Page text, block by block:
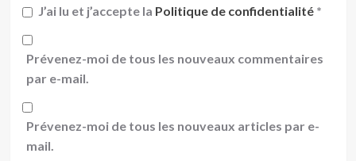
J’ai lu et j’accepte la Politique de confidentialité *
Prévenez-moi de tous les nouveaux commentaires
par e-mail.
Prévenez-moi de tous les nouveaux articles par e-
mail.